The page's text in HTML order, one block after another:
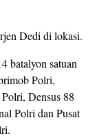
Dedi di lokasi.
batalyon satuan
Polri,
Densus 88
Polri dan Pusat